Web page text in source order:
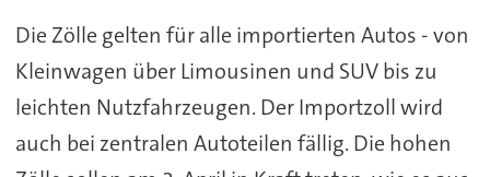
Die Zölle gelten für alle importierten Autos - von
Kleinwagen über Limousinen und SUV bis zu
leichten Nutzfahrzeugen. Der Importzoll wird
auch bei zentralen Autoteilen fällig. Die hohen